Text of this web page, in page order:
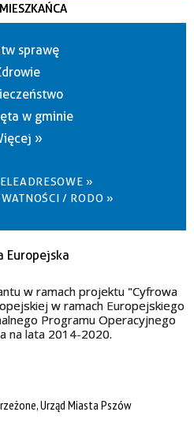
sprawę
w gminie
»
»
/ RODO »
w ramach projektu "Cyfrowa
w ramach Europejskiego
Programu Operacyjnego
na lata 2014-2020.
Urząd Miasta Pszów